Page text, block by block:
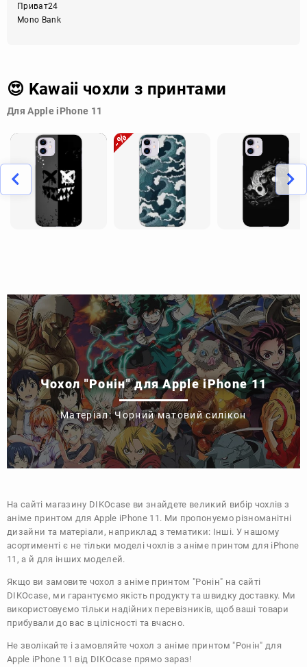
Приват24
Mono Bank
😍 Kawaii чохли з принтами
Для Apple iPhone 11
Чохол "Ронін" для Apple iPhone 11
Матеріал: Чорний матовий силікон
На сайті магазину DIKOcase ви знайдете великий вибір чохлів з
аніме принтом для Apple iPhone 11. Ми пропонуємо різноманітні
дизайни та матеріали, наприклад з тематики: Інші. У нашому
асортименті є не тільки моделі чохлів з аніме принтом для iPhone
11, а й для інших моделей.
Якщо ви замовите чохол з аніме принтом "Ронін" на сайті
DIKOcase, ми гарантуємо якість продукту та швидку доставку. Ми
використовуємо тільки надійних перевізників, щоб ваші товари
прибували до вас в цілісності та вчасно.
Не зволікайте і замовляйте чохол з аніме принтом "Ронін" для
Apple iPhone 11 від DIKOcase прямо зараз!